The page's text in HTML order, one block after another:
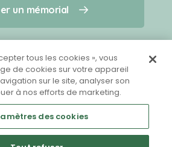
sommes-nous ?
contacter
Partager sur Facebook
un mémorial
tous les cookies », vous
de cookies sur votre appareil
sur le site, analyser son
à nos efforts de marketing.
des cookies